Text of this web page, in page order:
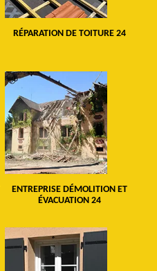
RÉPARATION DE TOITURE 24
ENTREPRISE DÉMOLITION ET
ÉVACUATION 24